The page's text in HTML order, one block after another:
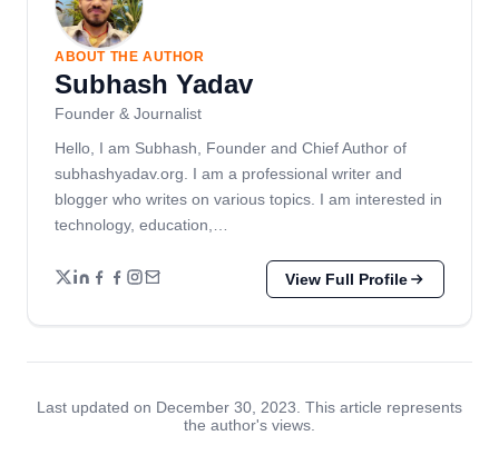
ABOUT THE AUTHOR
Subhash Yadav
Founder & Journalist
Hello, I am Subhash, Founder and Chief Author of
subhashyadav.org. I am a professional writer and
blogger who writes on various topics. I am interested in
technology, education,…
View Full Profile
Last updated on December 30, 2023. This article represents
the author's views.